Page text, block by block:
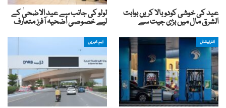
عید کی خوشی کودوبالا کریں بوابت
الشرق مال میں بڑی جیت سے
لولو کی جانب سے عید الاضحیٰ کے
لیے خصوصی اُضحیہ آفرز متعارف
انٹرنیشنل اہم خبریں